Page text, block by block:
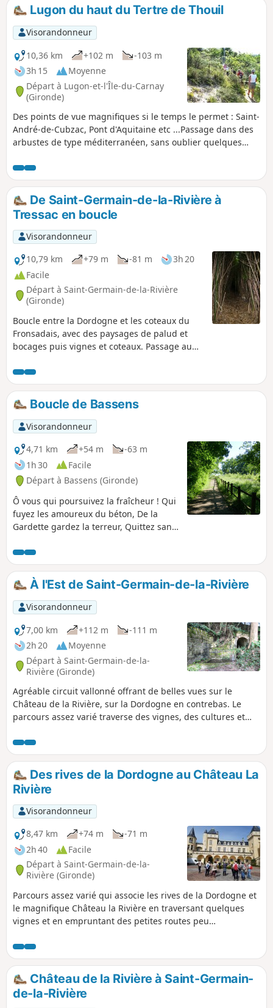
Lugon du haut du Tertre de Thouil
Visorandonneur
10,36 km
+102 m
-103 m
3h 15
Moyenne
Départ à Lugon-et-l'Île-du-Carnay
(Gironde)
Des points de vue magnifiques si le temps le permet : Saint-
André-de-Cubzac, Pont d'Aquitaine etc ...Passage dans des
arbustes de type méditerranéen, sans oublier quelques
d'un passage glissant.
De Saint-Germain-de-la-Rivière à
Tressac en boucle
Visorandonneur
10,79 km
+79 m -81 m
3h 20
Facile
Départ à Saint-Germain-de-la-Rivière
(Gironde)
Boucle entre la Dordogne et les coteaux du
Fronsadais, avec des paysages de palud et
bocages puis vignes et coteaux. Passage au
La Rivière.
Boucle de Bassens
Visorandonneur
4,71 km
+54 m
-63 m
1h 30
Facile
Départ à Bassens (Gironde)
Ô vous qui poursuivez la fraîcheur ! Qui
fuyez les amoureux du béton, De la
Gardette gardez la terreur, Quittez sans
Bordeaux, Venez donc au Château
Seguinaud, Venez vous promener à
Bassens Et ne manquez pas le parc
Rozin.À l'Est de Saint-Germain-de-la-Rivière
Visorandonneur
7,00 km
+112 m
-111 m
2h 20
Moyenne
Départ à Saint-Germain-de-la-
Rivière (Gironde)
Agréable circuit vallonné offrant de belles vues sur le
Château de la Rivière, sur la Dordogne en contrebas. Le
parcours assez varié traverse des vignes, des cultures et
visibles le lavoir de Meney, le lavoir Tourenne alimentée par
les eaux des carrières souterraines, et le lavoir des
carrières. Le circuit passe devant l'entrée des carrières et
offre de nombreuses belles vues.
Des rives de la Dordogne au Château La
Rivière
Visorandonneur
8,47 km
+74 m
-71 m
2h 40
Facile
Départ à Saint-Germain-de-la-
Rivière (Gironde)
Parcours assez varié qui associe les rives de la Dordogne et
le magnifique Château la Rivière en traversant quelques
vignes et en empruntant des petites routes peu
Château de la Rivière à Saint-Germain-
de-la-Rivière